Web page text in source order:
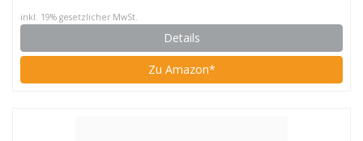
inkl. 19% gesetzlicher MwSt.
Details
Zu Amazon*